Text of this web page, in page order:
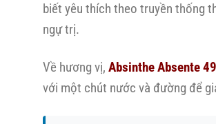
biết yêu thích theo truyền thống
ngự trị.
Về hương vị, Absinthe Absente 49
với một chút nước và đường để